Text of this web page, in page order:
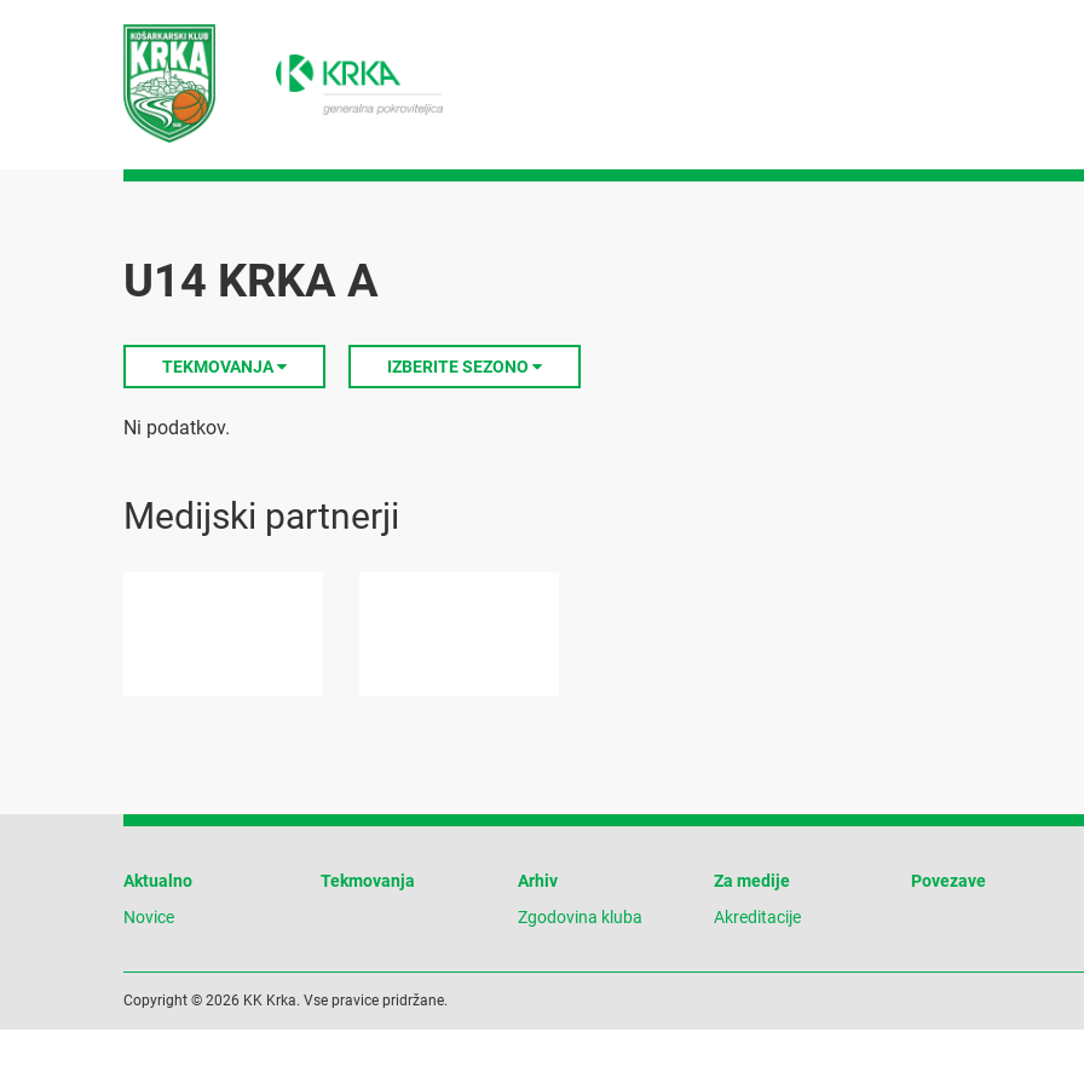
U14 KRKA A
TEKMOVANJA IZBERITE SEZONO
Ni podatkov.
Medijski partnerji
Aktualno
Novice
Tekmovanja
Arhiv
Zgodovina kluba
Za medije
Akreditacije
Povezave
Copyright © 2026 KK Krka. Vse pravice pridržane.